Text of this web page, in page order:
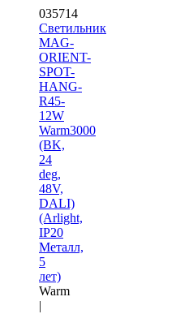
035714
Светильник
MAG-
ORIENT-
SPOT-
HANG-
R45-
12W
Warm3000
(BK,
24
deg,
48V,
DALI)
(Arlight,
IP20
Металл,
5
лет)
Warm
|